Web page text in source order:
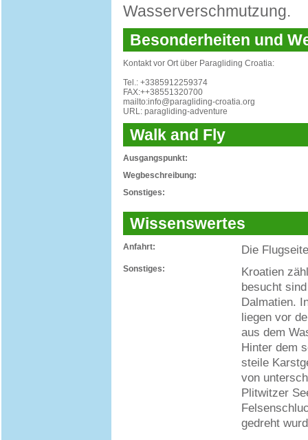
Wasserverschmutzung.
Besonderheiten und
Kontakt vor Ort über Paragliding Croatia:
Tel.: +3385912259374
FAX:++38551320700
mailto:info@paragliding-croatia.org
URL: paragliding-adventure
Walk and Fly
Ausgangspunkt:
Wegbeschreibung:
Sonstiges:
Wissenswertes
Anfahrt: Die
Sonstiges:
Kroatien
besucht
Dalmatien.
liegen vor
aus dem
Hinter dem
steile
von
Plitwitzer
gedreht